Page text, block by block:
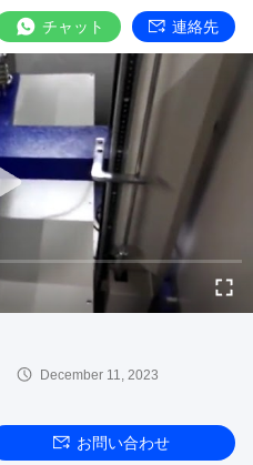
チャット 連絡先
December 11, 2023
お問い合わせ